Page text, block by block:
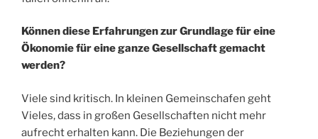
Können diese Erfahrungen zur Grundlage für eine
Ökonomie für eine ganze Gesellschaft gemacht
werden?
Viele sind kritisch. In kleinen Gemeinschafen geht
Vieles, dass in großen Gesellschaften nicht mehr
aufrecht erhalten kann. Die Beziehungen der